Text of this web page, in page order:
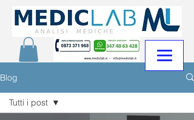
Blog
Tutti i post